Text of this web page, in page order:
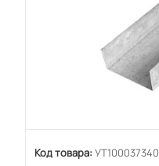
Код товара: УТ100037340